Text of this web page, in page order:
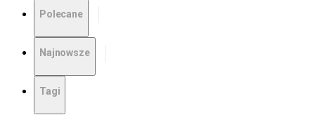
Polecane
Najnowsze
Tagi